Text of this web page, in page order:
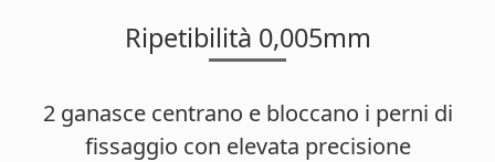
Ripetibilità 0,005mm
2 ganasce centrano e bloccano i perni di
fissaggio con elevata precisione